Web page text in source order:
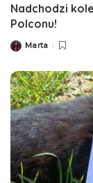
Nadchodzi
Polconu!
Posted
Marta